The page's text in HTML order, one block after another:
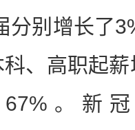
分别增长了
科、高职起
。新